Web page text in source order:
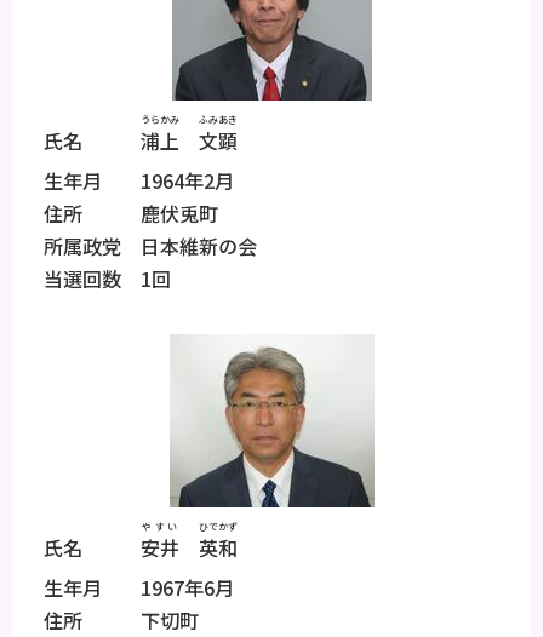
氏名 浦上
うらかみ
文顕
ふみあき
生年月 1964年2月
住所 鹿伏兎町
所属政党 日本維新の会
当選回数 1回
氏名 安井
やすい
英和
ひでかず
生年月 1967年6月
住所 下切町